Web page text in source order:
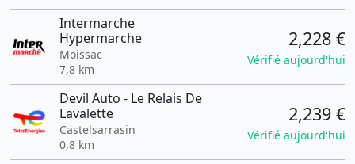
Intermarche
Hypermarche
Moissac
7,8 km
2,228 €
Vérifié aujourd'hui
Devil Auto - Le Relais De
Lavalette
Castelsarrasin
0,8 km
2,239 €
Vérifié aujourd'hui